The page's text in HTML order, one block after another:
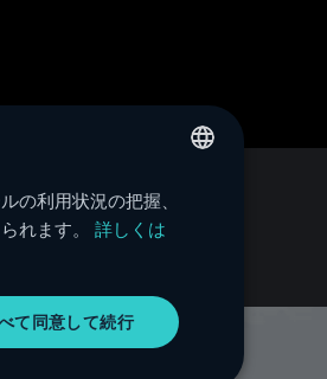
ENGLISH
FRENCH
PORTUGUESE
の利用状況の把握、
れます。
詳しくは
て同意して続行